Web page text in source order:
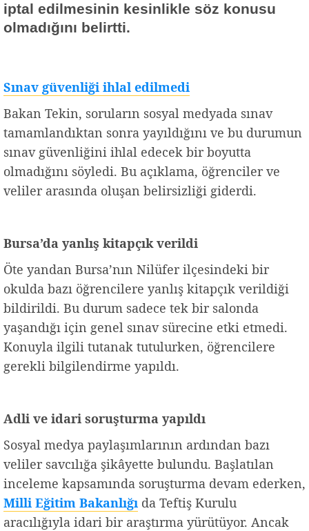
iptal edilmesinin kesinlikle söz konusu
olmadığını belirtti.
Sınav güvenliği ihlal edilmedi
Bakan Tekin, soruların sosyal medyada sınav
tamamlandıktan sonra yayıldığını ve bu durumun
sınav güvenliğini ihlal edecek bir boyutta
olmadığını söyledi. Bu açıklama, öğrenciler ve
veliler arasında oluşan belirsizliği giderdi.
Bursa’da yanlış kitapçık verildi
Öte yandan Bursa’nın Nilüfer ilçesindeki bir
okulda bazı öğrencilere yanlış kitapçık verildiği
bildirildi. Bu durum sadece tek bir salonda
yaşandığı için genel sınav sürecine etki etmedi.
Konuyla ilgili tutanak tutulurken, öğrencilere
gerekli bilgilendirme yapıldı.
Adli ve idari soruşturma yapıldı
Sosyal medya paylaşımlarının ardından bazı
veliler savcılığa şikâyette bulundu. Başlatılan
inceleme kapsamında soruşturma devam ederken,
Milli Eğitim Bakanlığı da Teftiş Kurulu
aracılığıyla idari bir araştırma yürütüyor. Ancak